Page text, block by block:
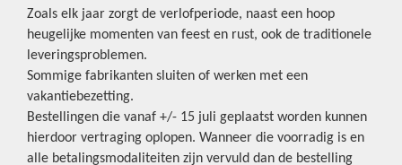
Zoals elk jaar zorgt de verlofperiode, naast een hoop
heugelijke momenten van feest en rust, ook de traditionele
leveringsproblemen.
Sommige fabrikanten sluiten of werken met een
vakantiebezetting.
Bestellingen die vanaf +/- 15 juli geplaatst worden kunnen
hierdoor vertraging oplopen. Wanneer die voorradig is en
alle betalingsmodaliteiten zijn vervuld dan de bestelling